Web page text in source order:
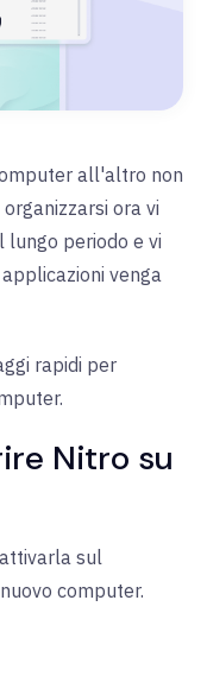
all'altro non
ora vi
periodo e vi
venga
rapidi per
Nitro su
sul
computer.